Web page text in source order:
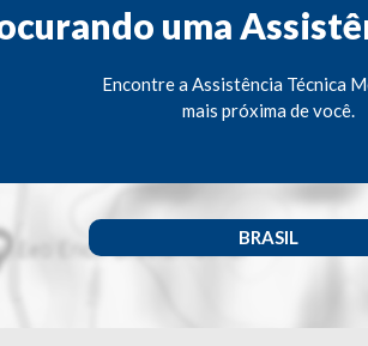
uma
Encontre a Assistência Técnica
mais próxima de você.
BRASIL